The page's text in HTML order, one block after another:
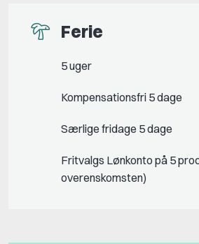
Ferie
5 uger
Kompensationsfri 5 dage
Særlige fridage 5 dage
Fritvalgs Lønkonto på 5
overenskomsten)